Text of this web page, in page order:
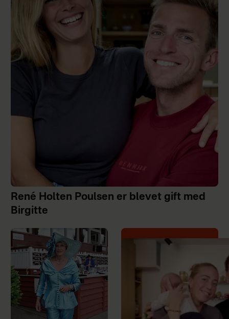
René Holten Poulsen er blevet gift med
Birgitte